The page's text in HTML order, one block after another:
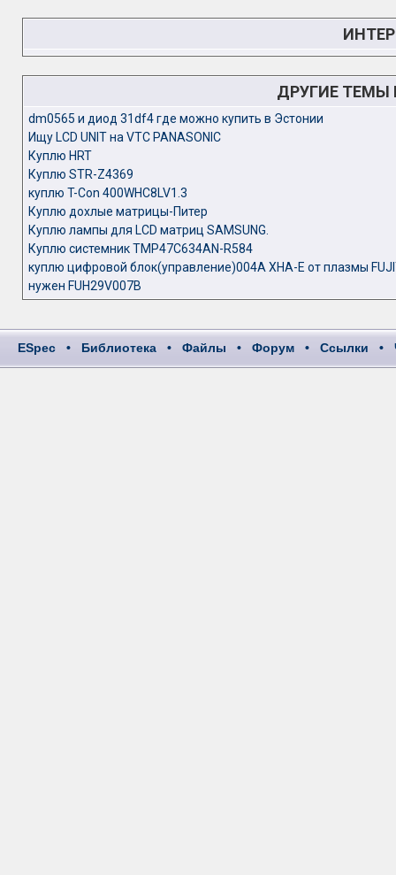
ДРУГИЕ ТЕМЫ
dm0565 и диод 31df4 где можно купить в Эстонии
Ищу LCD UNIT на VTC PANASONIC
Куплю HRT
Куплю STR-Z4369
куплю T-Con 400WHC8LV1.3
Куплю дохлые матрицы-Питер
Куплю лампы для LCD матриц SAMSUNG.
Куплю системник TMP47C634AN-R584
куплю цифровой блок(управление)004A XHA-E от плазмы
нужен FUH29V007B
ESpec • Библиотека • Файлы • Форум • Ссылки •